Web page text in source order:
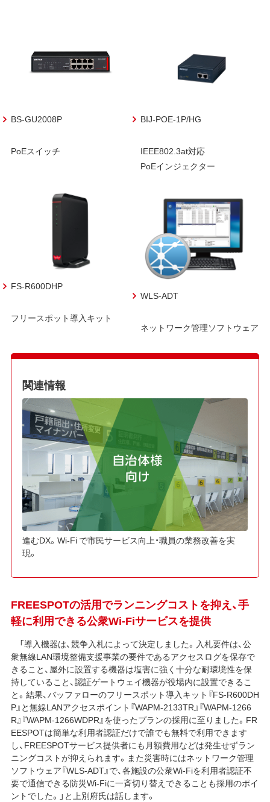
BS-GU2008P
PoEスイッチ
BIJ-POE-1P/HG
IEEE802.3at対応
PoEインジェクター
FS-R600DHP
フリースポット導入キット
WLS-ADT
ネットワーク管理ソフトウェア
関連情報
進むDX。Wi-Fi で市民サービス向上・職員の業務改善を実
現。
FREESPOTの活用でランニングコストを抑え、手
軽に利用できる公衆Wi-Fiサービスを提供
「導入機器は、競争入札によって決定しました。入札要件は、公
衆無線LAN環境整備支援事業の要件であるアクセスログを保存で
きること、屋外に設置する機器は塩害に強く十分な耐環境性を保
持していること、認証ゲートウェイ機器が役場内に設置できるこ
と。結果、バッファローのフリースポット導入キット『FS-R600DH
P』と無線LANアクセスポイント『WAPM-2133TR』『WAPM-1266
R』『WAPM-1266WDPR』を使ったプランの採用に至りました。FR
EESPOTは簡単な利用者認証だけで誰でも無料で利用できます
し、FREESPOTサービス提供者にも月額費用などは発生せずラン
ニングコストが抑えられます。また災害時にはネットワーク管理
ソフトウェア『WLS-ADT』で、各施設の公衆Wi-Fiを利用者認証不
要で通信できる防災Wi-Fiに一斉切り替えできることも採用のポイ
ントでした。」と上別府氏は話します。